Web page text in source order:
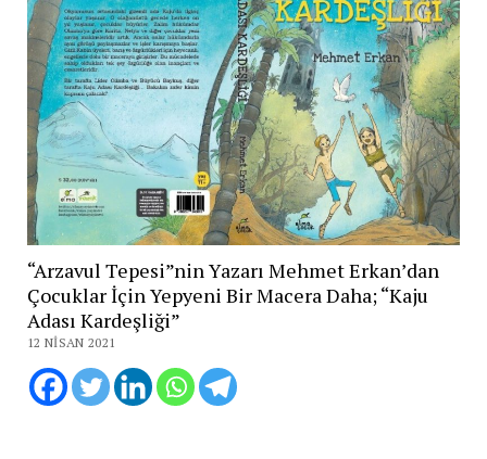
“Arzavul Tepesi”nin Yazarı Mehmet Erkan’dan
Çocuklar İçin Yepyeni Bir Macera Daha; “Kaju
Adası Kardeşliği”
12 NISAN 2021